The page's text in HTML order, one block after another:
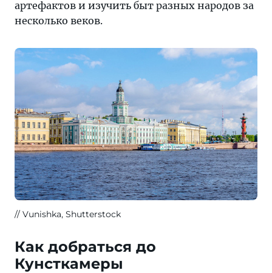
артефактов и изучить быт разных народов за
несколько веков.
Vunishka, Shutterstock
Как добраться до
Кунсткамеры